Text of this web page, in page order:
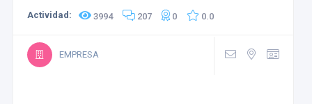
Actividad: 3994 207 0 0.0
EMPRESA